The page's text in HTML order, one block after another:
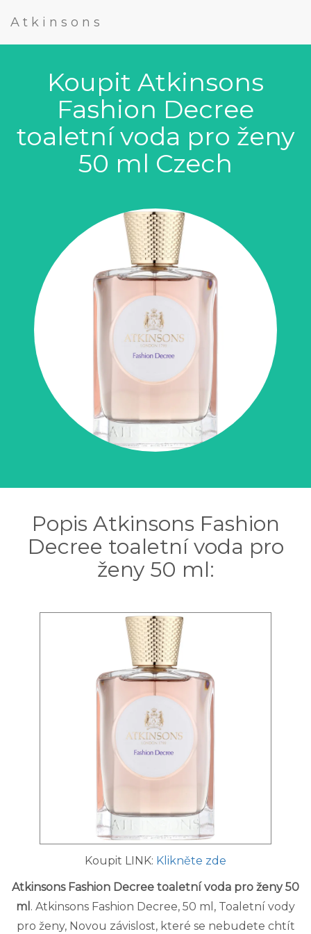
Atkinsons
Koupit Atkinsons
Fashion Decree
toaletní voda pro ženy
50 ml Czech
Popis Atkinsons Fashion
Decree toaletní voda pro
ženy 50 ml:
Koupit LINK: Klikněte zde
Atkinsons Fashion Decree toaletní voda pro ženy 50
ml . Atkinsons Fashion Decree, 50 ml, Toaletní vody
pro ženy, Novou závislost, které se nebudete chtít